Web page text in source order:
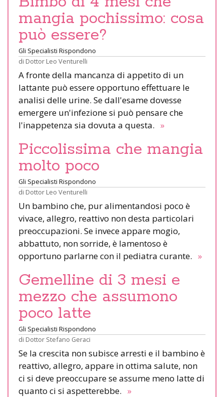
mangia pochissimo: cosa
può essere?
Gli Specialisti Rispondono
di Dottor Leo Venturelli
A fronte della mancanza di appetito di un
lattante può essere opportuno effettuare le
analisi delle urine. Se dall'esame dovesse
emergere un'infezione si può pensare che
l'inappetenza sia dovuta a questa. »
Piccolissima che mangia
molto poco
Gli Specialisti Rispondono
di Dottor Leo Venturelli
Un bambino che, pur alimentandosi poco è
vivace, allegro, reattivo non desta particolari
preoccupazioni. Se invece appare mogio,
abbattuto, non sorride, è lamentoso è
opportuno parlarne con il pediatra curante. »
Gemelline di 3 mesi e
mezzo che assumono
poco latte
Gli Specialisti Rispondono
di Dottor Stefano Geraci
Se la crescita non subisce arresti e il bambino è
reattivo, allegro, appare in ottima salute, non
ci si deve preoccupare se assume meno latte di
quanto ci si aspetterebbe. »